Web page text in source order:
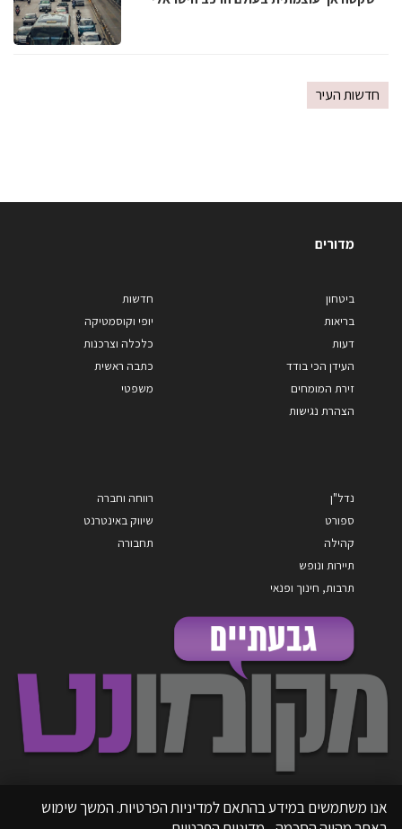
חדשות העיר
מדורים
ביטחון
בריאות
דעות
העידן הכי בודד
זירת המומחים
הצהרת נגישות
חדשות
יופי וקוסמטיקה
כלכלה וצרכנות
כתבה ראשית
משפטי
נדל"ן
ספורט
קהילה
תיירות ונופש
תרבות, חינוך ופנאי
רווחה וחברה
שיווק באינטרנט
תחבורה
אנו משתמשים במידע בהתאם למדיניות הפרטיות. המשך שימוש